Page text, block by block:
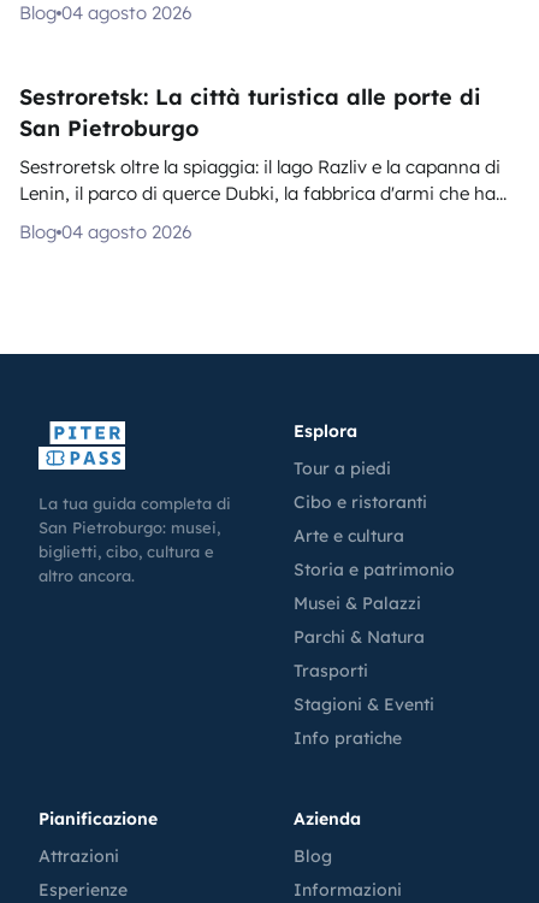
Blog 04 agosto 2026
Sestroretsk: La città turistica alle porte di
San Pietroburgo
Sestroretsk oltre la spiaggia: il lago Razliv e la capanna di
Lenin, il parco di querce Dubki, la fabbrica d'armi che ha...
Blog 04 agosto 2026
La tua guida completa di
San Pietroburgo: musei,
biglietti, cibo, cultura e
altro ancora.
Esplora
Tour a piedi
Cibo e ristoranti
Arte e cultura
Storia e patrimonio
Musei & Palazzi
Parchi & Natura
Trasporti
Stagioni & Eventi
Info pratiche
Pianificazione
Attrazioni
Esperienze
Azienda
Blog
Informazioni